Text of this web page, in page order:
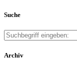
Suche
Archiv